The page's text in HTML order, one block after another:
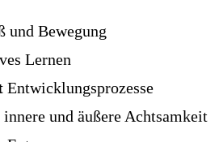
und Bewegung
Lernen
Entwicklungsprozesse
innere und äußere Achtsamkeit